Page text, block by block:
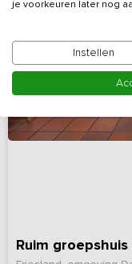
Ruim
je voorkeuren later nog
Instellen